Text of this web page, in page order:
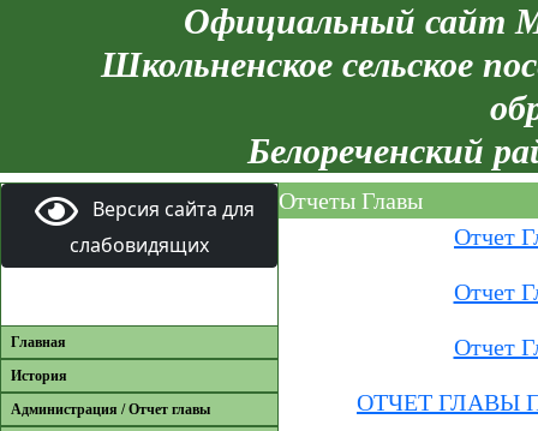
Официальный сайт
Школьненское сельское
Белореченский
Версия сайта для
слабовидящих
Главная
История
Администрация / Отчет главы
Отчеты Главы
Отчет
Отчет
Отчет
ОТЧЕТ ГЛАВЫ